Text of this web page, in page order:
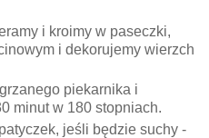
i kroimy w paseczki,
i dekorujemy wierzch
piekarnika i
minut w 180 stopniach.
jeśli będzie suchy -